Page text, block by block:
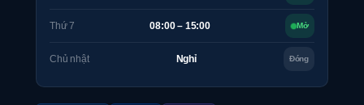
Thứ 7 08:00 – 15:00 Mở
Chủ nhật Nghỉ Đóng